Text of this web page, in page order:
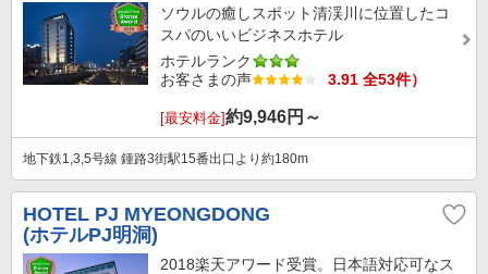
ソウルの癒しスポット清渓川に位置したコ
スパのいいビジネスホテル
ホテルランク
お客さまの声
3.91 全53件）
[最安料金]約9,946円～
地下鉄1,3,5号線 鍾路3街駅15番出口より約180m
HOTEL PJ MYEONGDONG
(ホテルPJ明洞)
2018楽天アワード受賞。日本語対応可なス